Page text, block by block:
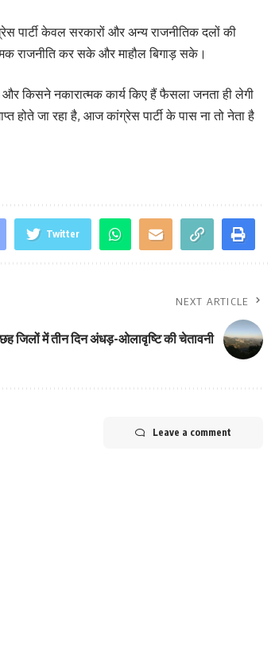
पार्टी केवल सरकारों और अन्य राजनीतिक दलों की
राजनीति कर सके और माहौल बिगाड़ सके।
किसने नकारात्मक कार्य किए हैं फैसला जनता ही लेगी
होते जा रहा है, आज कांग्रेस पार्टी के पास ना तो नेता है
Twitter
NEXT ARTICLE
जिलों में तीन दिन अंधड़-ओलावृष्टि की चेतावनी
Leave a comment